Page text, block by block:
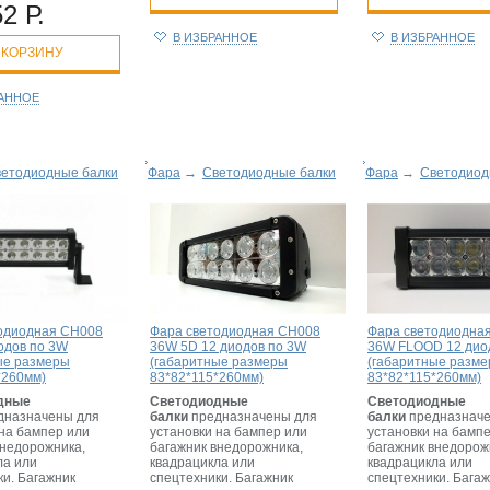
Р.
В ИЗБРАННОЕ В ИЗБРАННОЕ
балки
CH008
по 3W
размеры
для
бампер или
или
Багажник
Фара → Светодиодные балки
Фара светодиодная CH008
36W 5D 12 диодов по 3W
(габаритные размеры
83*82*115*260мм)
Светодиодные
балки предназначены для
установки на бампер или
багажник внедорожника,
квадрацикла или
спецтехники. Багажник
Фара →
Фара
36W FLOOD 12
(габаритные
83*82*115*260мм)
Светодиодные
балки
установки на
багажник
квадрацикла или
спецтехники.